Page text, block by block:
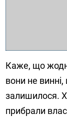
Каже, що
вони не
залишилося.
прибрали